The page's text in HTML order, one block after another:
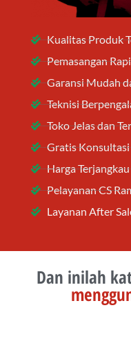
Kualitas Produk
Pemasangan
Garansi Mudah
Teknisi
Toko Jelas dan
Gratis
Harga Terjangkau
Pelayanan CS
Layanan After
Dan inilah